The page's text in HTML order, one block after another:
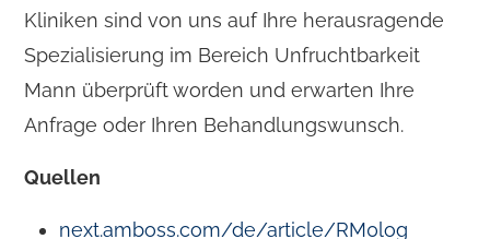
Kliniken sind von uns auf Ihre herausragende
Spezialisierung im Bereich Unfruchtbarkeit
Mann überprüft worden und erwarten Ihre
Anfrage oder Ihren Behandlungswunsch.
Quellen
next.amboss.com/de/article/RM0log